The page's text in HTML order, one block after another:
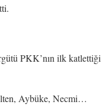
PKK’nın ilk katlettiği
Aybüke, Necmi…